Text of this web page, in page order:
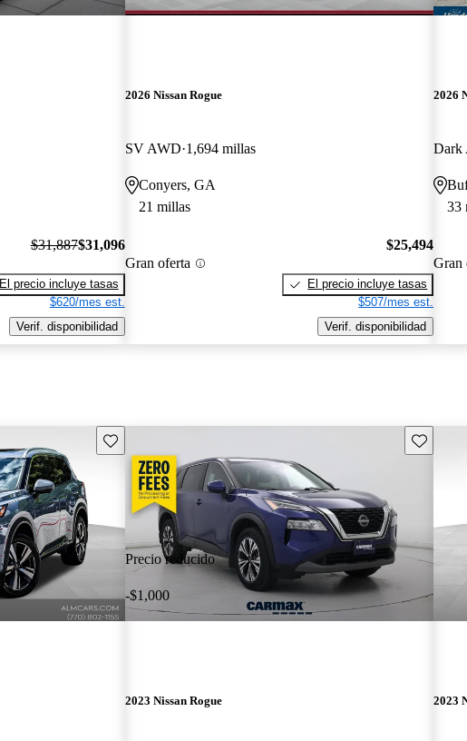
$31,887$31,096
El precio incluye tasas
$620/mes est.
Verif. disponibilidad
2026 Nissan Rogue
SV AWD 1,694 millas
Conyers, GA
21 millas
Gran oferta
$25,494
El precio incluye tasas
$507/mes est.
Verif. disponibilidad
2026
Dark
33
Gran
Guarda este Aviso
Precio reducido
-$1,000
Guarda
2023 Nissan Rogue 2023